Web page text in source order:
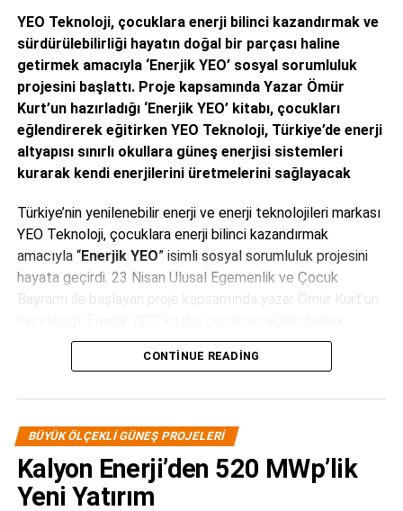
YEO Teknoloji, çocuklara enerji bilinci kazandırmak ve
sürdürülebilirliği hayatın doğal bir parçası haline
getirmek amacıyla ‘Enerjik YEO’ sosyal sorumluluk
projesini başlattı. Proje kapsamında Yazar Ömür
Kurt’un hazırladığı ‘Enerjik YEO’ kitabı, çocukları
eğlendirerek eğitirken YEO Teknoloji, Türkiye’de enerji
altyapısı sınırlı okullara güneş enerjisi sistemleri
kurarak kendi enerjilerini üretmelerini sağlayacak
Türkiye’nin yenilenebilir enerji ve enerji teknolojileri markası
YEO Teknoloji, çocuklara enerji bilinci kazandırmak
amacıyla “Enerjik YEO” isimli sosyal sorumluluk projesini
hayata geçirdi. 23 Nisan Ulusal Egemenlik ve Çocuk
Bayramı ile başlayan proje kapsamında yazar Ömür Kurt’un
eğitirken, YEO Teknoloji, Türkiye’de enerji altyapısı sınırlı
okullara güneş enerjisi sistemleri kurarak kendi enerjilerini
CONTINUE READING
BÜYÜK ÖLÇEKLI GÜNEŞ PROJELERI
Kalyon Enerji’den 520 MWp’lik
Yeni Yatırım